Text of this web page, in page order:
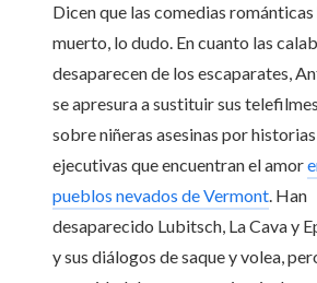
Dicen que las comedias románticas
muerto, lo dudo. En cuanto las
desaparecen de los escaparates,
se apresura a sustituir sus telefilmes
sobre niñeras asesinas por
ejecutivas que encuentran el amor
pueblos nevados de Vermont. Han
desaparecido Lubitsch, La Cava y
y sus diálogos de saque y volea,